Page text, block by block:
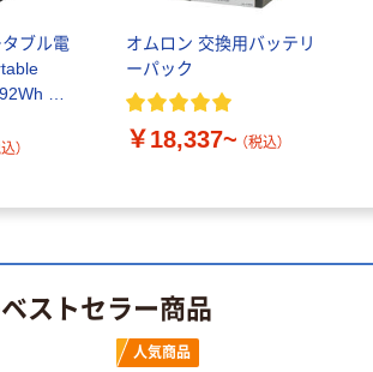
ブル電
ダ
）
オムロン 交換用バッテリ
ーパック
￥18,337~ （税込）
ストセラー商品
人気商品